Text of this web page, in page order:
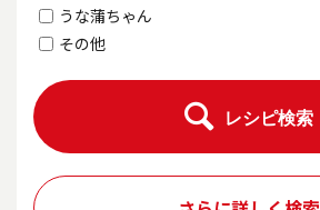
うな蒲ちゃん
その他
レシピ検索